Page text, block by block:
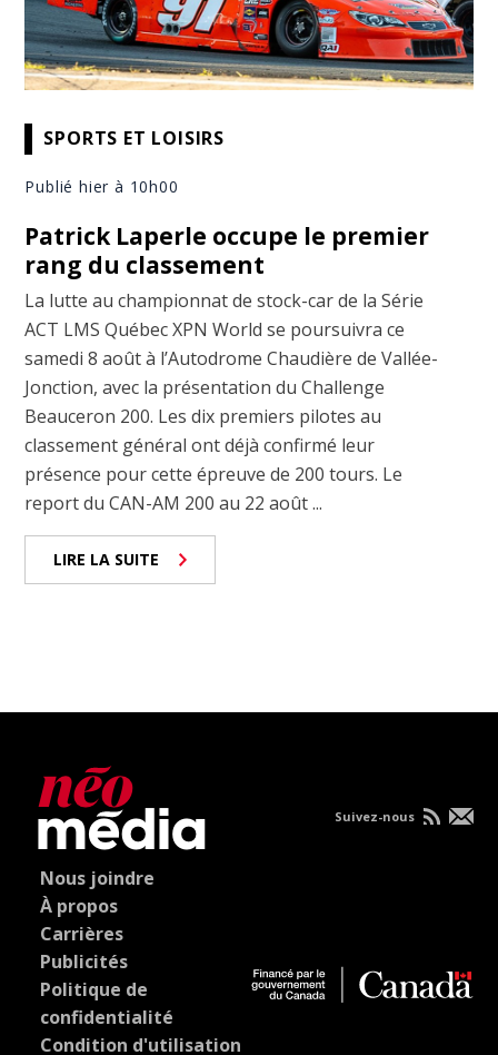
SPORTS ET LOISIRS
Publié hier à 10h00
Patrick Laperle occupe le premier
rang du classement
La lutte au championnat de stock-car de la Série
ACT LMS Québec XPN World se poursuivra ce
samedi 8 août à l’Autodrome Chaudière de Vallée-
Jonction, avec la présentation du Challenge
Beauceron 200. Les dix premiers pilotes au
classement général ont déjà confirmé leur
présence pour cette épreuve de 200 tours. Le
report du CAN-AM 200 au 22 août ...
LIRE LA SUITE
Nous joindre
À propos
Carrières
Publicités
Politique de
confidentialité
Condition d'utilisation
Suivez-nous